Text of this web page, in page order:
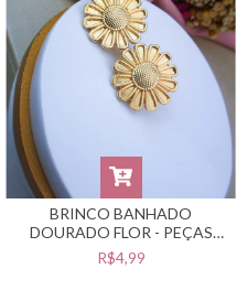
BRINCO BANHADO
DOURADO FLOR - PEÇAS
BANHADAS NO VERNIZ
CATAFORÉTICO -
R$4,99